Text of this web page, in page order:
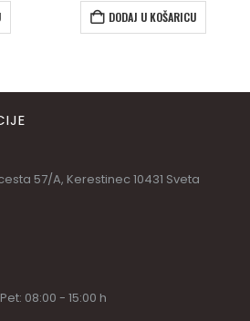
DODAJ U KOŠARICU
57/A, Kerestinec 10431 Sveta
08:00 - 15:00 h